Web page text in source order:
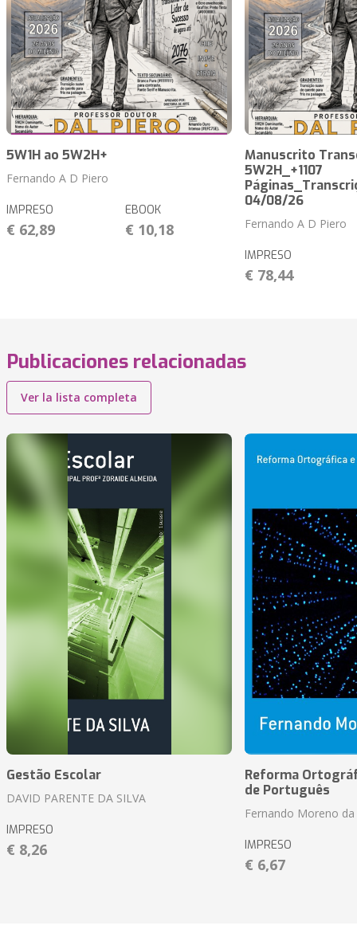
5W1H ao 5W2H+
Fernando A D Piero
IMPRESO
€ 62,89
EBOOK
€ 10,18
Manuscrito
5W2H_+1107
04/08/26
Fernando A D Piero
IMPRESO
€ 78,44
Publicaciones relacionadas
Ver la lista completa
Gestão Escolar
DAVID PARENTE DA SILVA
IMPRESO
€ 8,26
Reforma
de Português
Fernando Moreno da
IMPRESO
€ 6,67